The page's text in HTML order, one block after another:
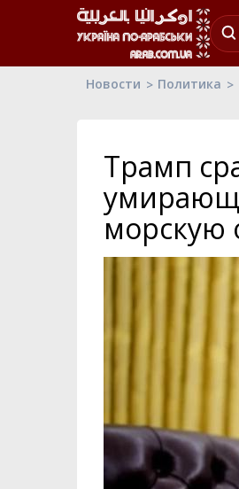
Новости Политика
Трамп
морскую